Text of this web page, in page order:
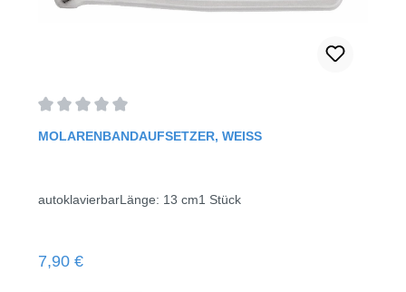
MOLARENBANDAUFSETZER, WEISS
autoklavierbarLänge: 13 cm1 Stück
Regulärer Preis:
7,90 €